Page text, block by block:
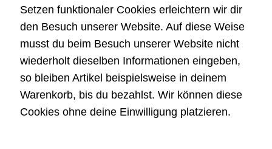
Setzen funktionaler Cookies erleichtern wir dir
den Besuch unserer Website. Auf diese Weise
musst du beim Besuch unserer Website nicht
wiederholt dieselben Informationen eingeben,
so bleiben Artikel beispielsweise in deinem
Warenkorb, bis du bezahlst. Wir können diese
Cookies ohne deine Einwilligung platzieren.